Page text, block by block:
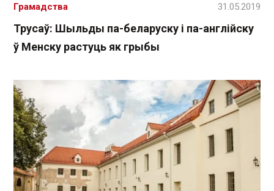
Трусаў: Шыльды па-беларуску і па-англійску
ў Менску растуць як грыбы
Грамадства 31.05.2019